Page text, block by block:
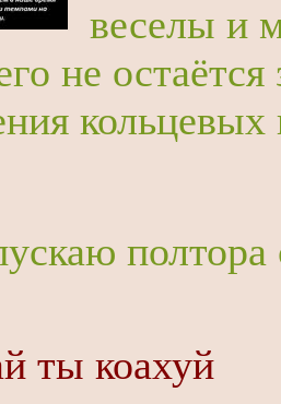
веселы и
не
ты коахуй